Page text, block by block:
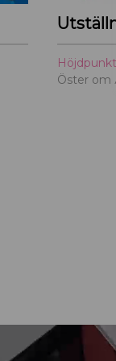
Öster om